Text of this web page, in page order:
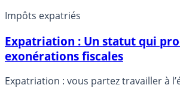
Impôts expatriés
Expatriation : Un statut qui
exonérations fiscales
Expatriation : vous partez travailler à